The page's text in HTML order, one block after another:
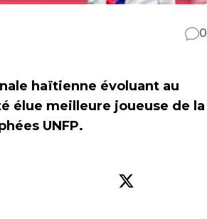
0
haïtienne évoluant au
élue meilleure joueuse de la
UNFP.